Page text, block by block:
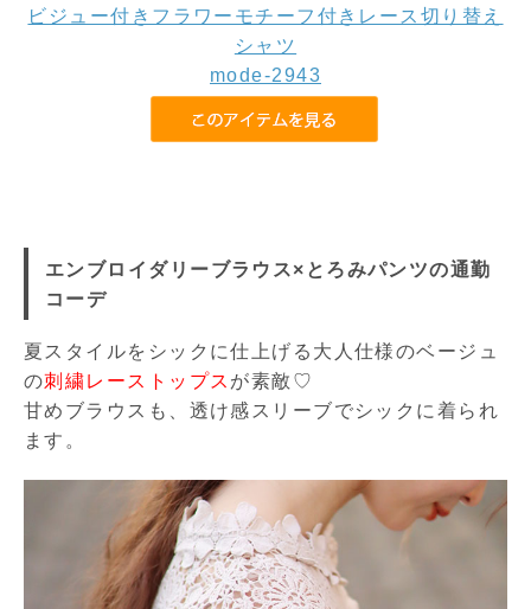
ビジュー付きフラワーモチーフ付きレース切り替え
シャツ
mode-2943
エンブロイダリーブラウス×とろみパンツの通勤
コーデ
夏スタイルをシックに仕上げる大人仕様のベージュ
の刺繍レーストップス が素敵♡
甘めブラウスも、透け感スリーブでシックに着られ
ます。